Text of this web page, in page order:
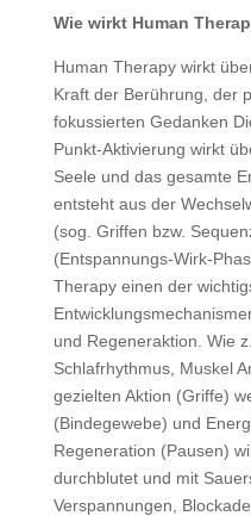
Wie wirkt Human
Human Therapy wirkt
Kraft der Berührung, der
fokussierten Gedanken
Punkt-Aktivierung wirkt
Seele und das gesamte
entsteht aus der
(sog. Griffen bzw.
(Entspannungs-Wirk-
Therapy einen der
und Regeneraktion. Wie
Schlafrhythmus, Muskel
gezielten Aktion (Griffe)
(Bindegewebe) und
Regeneration (Pausen)
durchblutet und mit
Verspannungen,